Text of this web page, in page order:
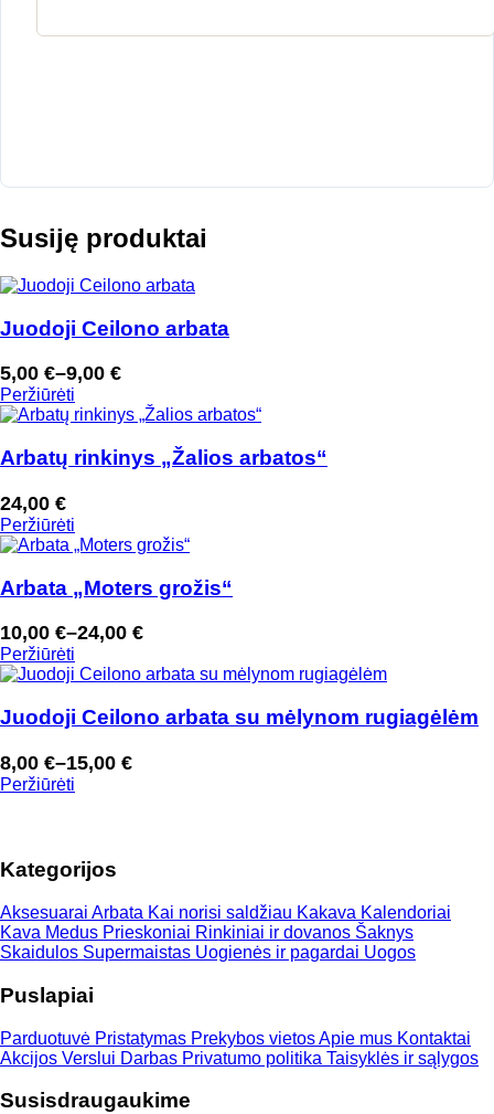
Susiję produktai
Juodoji Ceilono arbata
5,00 €–9,00 €
Price
range:
through
Peržiūrėti
Arbatų rinkinys „Žalios arbatos“
24,00 €
Peržiūrėti
Arbata „Moters grožis“
10,00 €–24,00 €
Price
range:
through
Peržiūrėti
Juodoji Ceilono arbata su mėlynom rugiagėlėm
8,00 €–15,00 €
Price
range:
15,00 €
Peržiūrėti
Kategorijos
Aksesuarai Arbata Kai norisi saldžiau Kakava Kalendoriai
Kava Medus Prieskoniai Rinkiniai ir dovanos Šaknys
Skaidulos Supermaistas Uogienės ir pagardai Uogos
Puslapiai
Parduotuvė Pristatymas Prekybos vietosApie mus Kontaktai
Akcijos Verslui Darbas Privatumo politika Taisyklės ir sąlygos
Susisdraugaukime